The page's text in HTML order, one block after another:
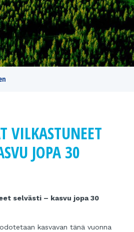
VILKASTUNEET
JOPA 30
selvästi – kasvu jopa 30
kasvavan tänä vuonna